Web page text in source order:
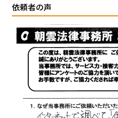
依頼者の声